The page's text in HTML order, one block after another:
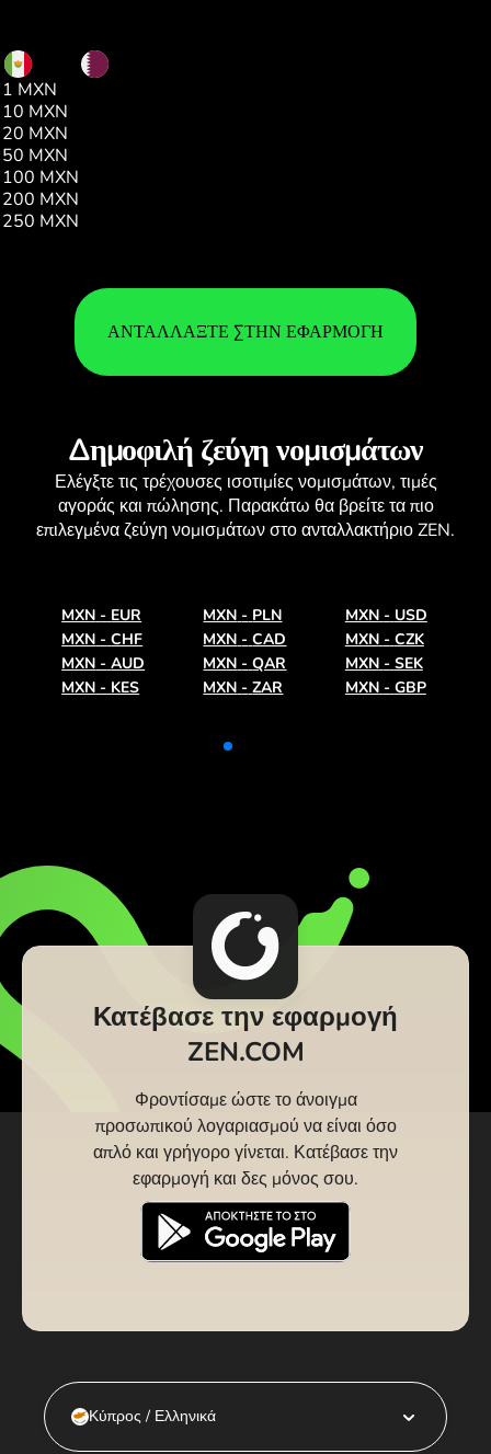
1 MXN
10 MXN
20 MXN
50 MXN
100 MXN
200 MXN
250 MXN
ΑΝΤΑΛΛΆΞΤΕ ΣΤΗΝ ΕΦΑΡΜΟΓΉ
Δημοφιλή ζεύγη νομισμάτων
Ελέγξτε τις τρέχουσες ισοτιμίες νομισμάτων, τιμές
αγοράς και πώλησης. Παρακάτω θα βρείτε τα πιο
επιλεγμένα ζεύγη νομισμάτων στο ανταλλακτήριο ZEN.
MXN - EUR MXN - PLN MXN - USD
MXN - CHF MXN - CAD MXN - CZK
MXN - AUD MXN - QAR MXN - SEK
MXN - KES MXN - ZAR MXN - GBP
Κατέβασε την εφαρμογή
ZEN.COM
Φροντίσαμε ώστε το άνοιγμα
προσωπικού λογαριασμού να είναι όσο
απλό και γρήγορο γίνεται. Κατέβασε την
εφαρμογή και δες μόνος σου.
Κύπρος / Ελληνικά